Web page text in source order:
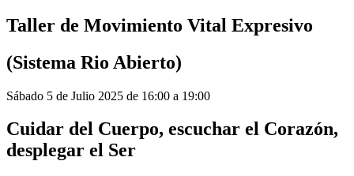
Taller de Movimiento Vital Expresivo
(Sistema Rio Abierto)
Sábado 5 de Julio 2025 de 16:00 a 19:00
Cuidar del Cuerpo, escuchar el Corazón,
desplegar el Ser